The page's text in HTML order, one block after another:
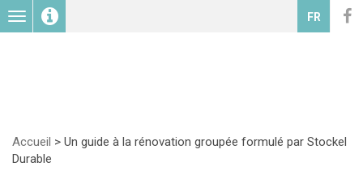
Toggle
navigation
FR
Accueil > Un guide à la rénovation groupée formulé par Stockel
Durable